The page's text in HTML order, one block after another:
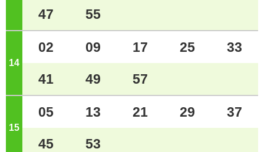
47 55
14 ジ
02 09 17 25 33
41 49 57
15 ジ
05 13 21 29 37
45 53